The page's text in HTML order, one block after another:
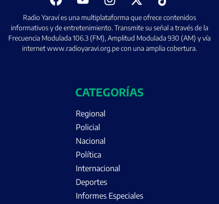
Radio Yaraví es una multiplataforma que ofrece contenidos
informativos y de entretenimiento. Transmite su señal a través de la
Frecuencia Modulada 106.3 (FM), Amplitud Modulada 930 (AM) y vía
internet www.radioyaravi.org.pe con una amplia cobertura.
CATEGORÍAS
Regional
Policial
Nacional
Política
Internacional
Deportes
Informes Especiales